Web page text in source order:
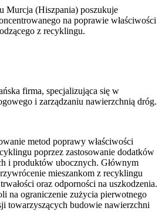
Murcja (Hiszpania) poszukuje
na poprawie właściwości
z recyklingu.
firma, specjalizująca się w
i zarządzaniu nawierzchnią dróg.
metod poprawy właściwości
poprzez zastosowanie dodatków
i produktów ubocznych. Głównym
mieszankom z recyklingu
oraz odporności na uszkodzenia.
na ograniczenie zużycia pierwotnego
towarzyszących budowie nawierzchni